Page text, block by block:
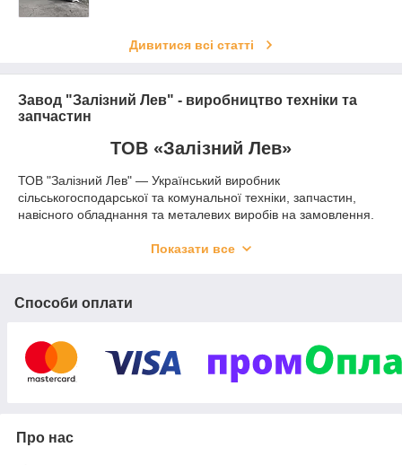
Дивитися всі статті
Завод "Залізний Лев" - виробництво техніки та
запчастин
ТОВ «Залізний Лев»
ТОВ "Залізний Лев" — Український виробник
сільськогосподарської та комунальної техніки, запчастин,
навісного обладнання та металевих виробів на замовлення.
наших клієнтів якісними рішеннями для сільського
Наші основні напрямки:
Надійні комплектуючі до вітчизняної та імпортної
сільгосптехніки. В наявності та під замовлення. Виготовляємо
як стандартні деталі, так і за індивідуальними кресленнями.
розроблені для ефективної роботи у складних умовах.
Показати все
Способи оплати
Про нас